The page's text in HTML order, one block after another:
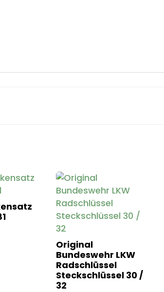
Original
Bundeswehr LKW
Radschlüssel
Steckschlüssel 30 /
32